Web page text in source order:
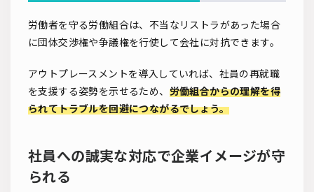
労働者を守る労働組合は、不当なリストラがあった場合
に団体交渉権や争議権を行使して会社に対抗できます。
アウトプレースメントを導入していれば、社員の再就職
を支援する姿勢を示せるため、 労働組合からの理解を得
られてトラブルを回避につながるでしょう。
社員への誠実な対応で企業イメージが守
られる